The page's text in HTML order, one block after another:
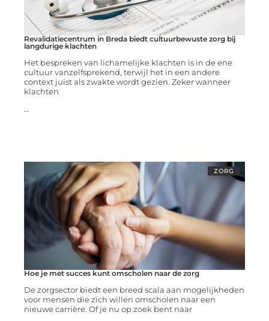
Revalidatiecentrum in Breda biedt cultuurbewuste zorg bij
langdurige klachten
Het bespreken van lichamelijke klachten is in de ene
cultuur vanzelfsprekend, terwijl het in een andere
context juist als zwakte wordt gezien. Zeker wanneer
klachten
...
ZORG
Hoe je met succes kunt omscholen naar de zorg
De zorgsector biedt een breed scala aan mogelijkheden
voor mensen die zich willen omscholen naar een
nieuwe carrière. Of je nu op zoek bent naar